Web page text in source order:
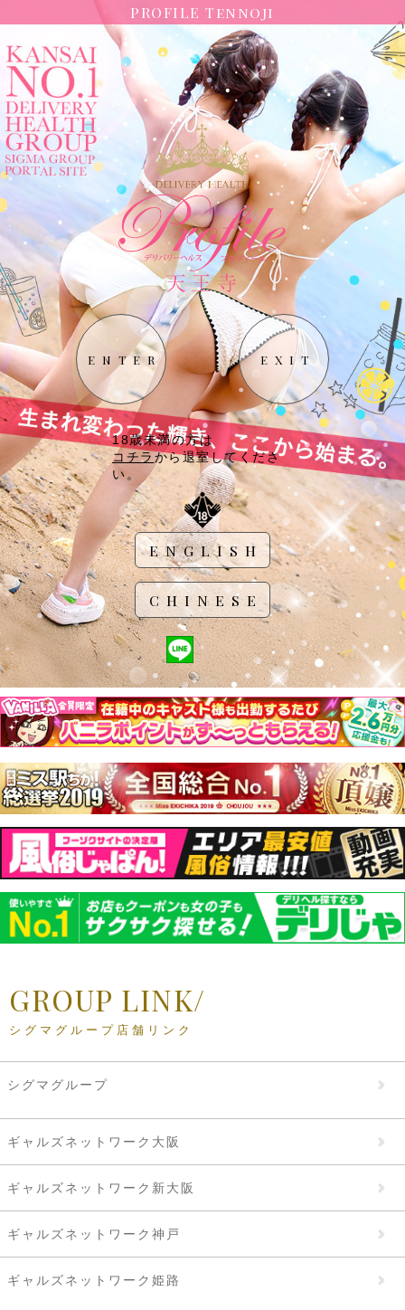
PROFILE Tennoji
ENTER EXIT
18歳未満の方は
コチラ から退室してくださ
い。
ENGLISH
CHINESE
GROUP LINK/
シグマグループ店舗リンク
シグマグループ
ギャルズネットワーク大阪
ギャルズネットワーク新大阪
ギャルズネットワーク神戸
ギャルズネットワーク姫路